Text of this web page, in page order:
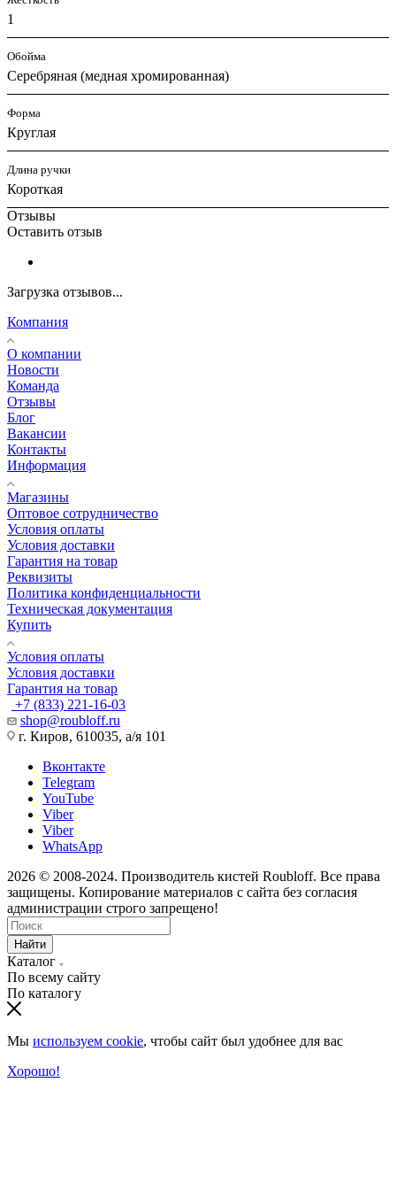
1
Обойма
Cеребряная (медная хромированная)
Форма
Круглая
Длина ручки
Короткая
Отзывы
Оставить отзыв
Загрузка отзывов...
Компания
О компании
Новости
Команда
Отзывы
Блог
Вакансии
Контакты
Информация
Магазины
Оптовое сотрудничество
Условия оплаты
Условия доставки
Гарантия на товар
Реквизиты
Политика конфиденциальности
Техническая документация
Купить
Условия оплаты
Условия доставки
Гарантия на товар
+7 (833) 221-16-03
shop@roubloff.ru
г. Киров, 610035, а/я 101
Вконтакте
Telegram
YouTube
Viber
Viber
WhatsApp
2026 © 2008-2024. Производитель кистей Roubloff. Все права
защищены. Копирование материалов с сайта без согласия
администрации строго запрещено!
Найти
Каталог
По всему сайту
По каталогу
Мы используем cookie, чтобы сайт был удобнее для вас
Хорошо!